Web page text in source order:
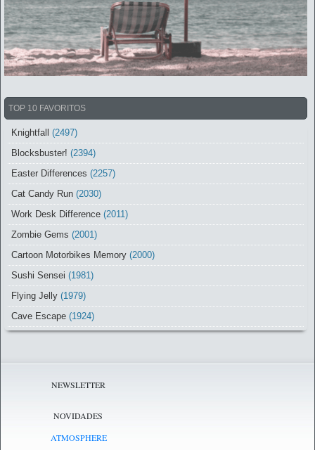
TOP 10 FAVORITOS
Knightfall (2497)
Blocksbuster! (2394)
Easter Differences (2257)
Cat Candy Run (2030)
Work Desk Difference (2011)
Zombie Gems (2001)
Cartoon Motorbikes Memory (2000)
Sushi Sensei (1981)
Flying Jelly (1979)
Cave Escape (1924)
NEWSLETTER
NOVIDADES
ATMOSPHERE